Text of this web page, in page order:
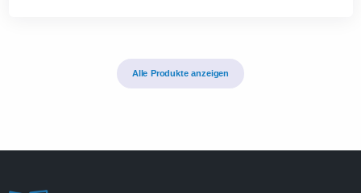
Alle Produkte anzeigen